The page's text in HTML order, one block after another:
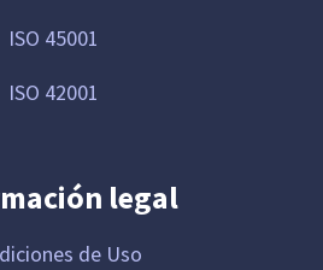
ISO 45001
ISO 42001
legal
de Uso